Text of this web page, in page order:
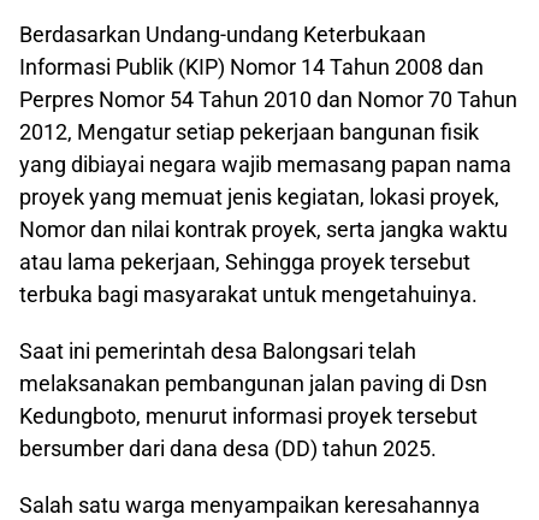
Berdasarkan Undang-undang Keterbukaan
Informasi Publik (KIP) Nomor 14 Tahun 2008 dan
Perpres Nomor 54 Tahun 2010 dan Nomor 70 Tahun
2012, Mengatur setiap pekerjaan bangunan fisik
yang dibiayai negara wajib memasang papan nama
proyek yang memuat jenis kegiatan, lokasi proyek,
Nomor dan nilai kontrak proyek, serta jangka waktu
atau lama pekerjaan, Sehingga proyek tersebut
terbuka bagi masyarakat untuk mengetahuinya.
Saat ini pemerintah desa Balongsari telah
melaksanakan pembangunan jalan paving di Dsn
Kedungboto, menurut informasi proyek tersebut
bersumber dari dana desa (DD) tahun 2025.
Salah satu warga menyampaikan keresahannya